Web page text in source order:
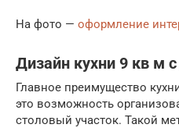
На фото — оформление
Дизайн кухни 9 кв м
Главное преимущество
это возможность
столовый участок. Такой